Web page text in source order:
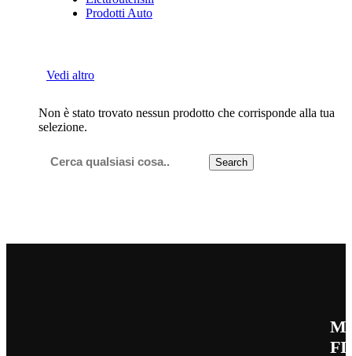
Prodotti Auto
Vedi altro
Non è stato trovato nessun prodotto che corrisponde alla tua
selezione.
Search